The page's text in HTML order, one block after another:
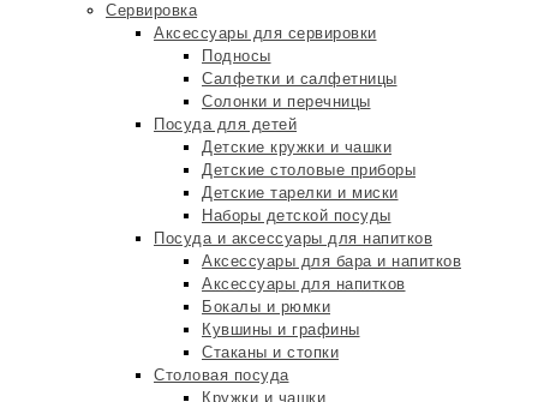
Сервировка
Аксессуары для сервировки
Подносы
Салфетки и салфетницы
Солонки и перечницы
Посуда для детей
Детские кружки и чашки
Детские столовые приборы
Детские тарелки и миски
Наборы детской посуды
Посуда и аксессуары для напитков
Аксессуары для бара и напитков
Аксессуары для напитков
Бокалы и рюмки
Кувшины и графины
Стаканы и стопки
Столовая посуда
Кружки и чашки